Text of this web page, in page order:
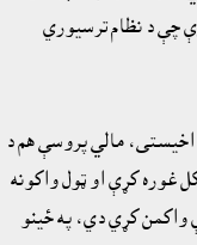
چې د نظام ترسيوري
مالي پروسې هم د
غوره کړې او ټول واکونه
واکمن کړي دي، په ځينو